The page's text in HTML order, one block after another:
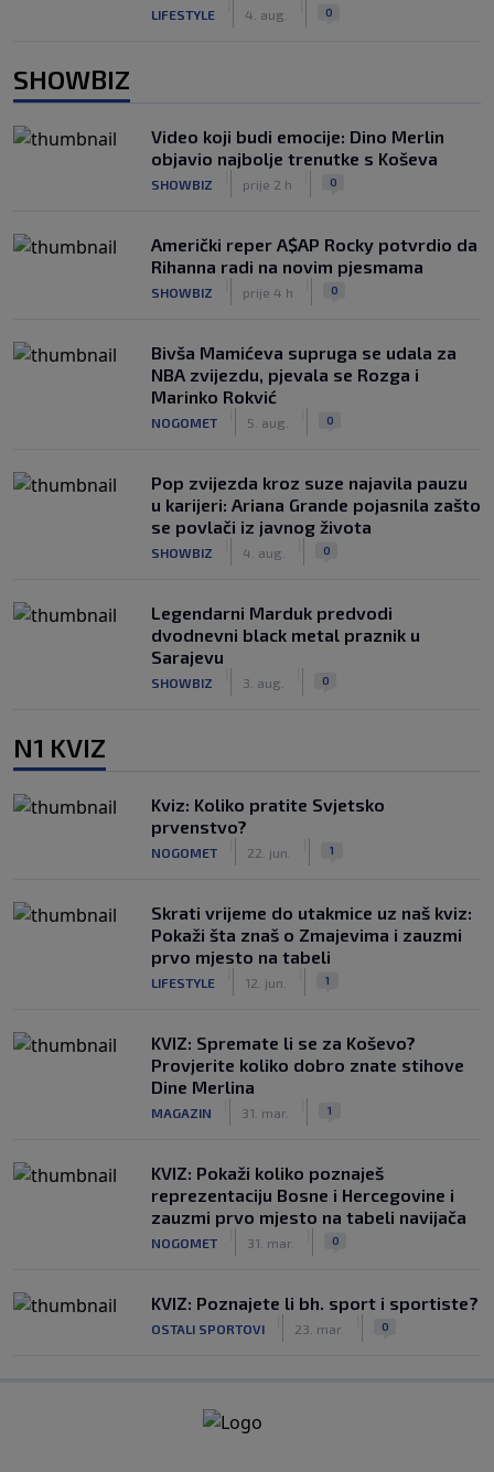
LIFESTYLE 4. aug. 0
SHOWBIZ
Video koji budi emocije: Dino Merlin
objavio najbolje trenutke s Koševa
SHOWBIZ prije 2 h 0
Američki reper A$AP Rocky potvrdio da
Rihanna radi na novim pjesmama
SHOWBIZ prije 4 h 0
Bivša Mamićeva supruga se udala za
NBA zvijezdu, pjevala se Rozga i
Marinko Rokvić
NOGOMET 5. aug. 0
Pop zvijezda kroz suze najavila pauzu
u karijeri: Ariana Grande pojasnila zašto
se povlači iz javnog života
SHOWBIZ 4. aug. 0
Legendarni Marduk predvodi
dvodnevni black metal praznik u
Sarajevu
SHOWBIZ 3. aug. 0
N1 KVIZ
Kviz: Koliko pratite Svjetsko
prvenstvo?
NOGOMET 22. jun. 1
Skrati vrijeme do utakmice uz naš kviz:
Pokaži šta znaš o Zmajevima i zauzmi
prvo mjesto na tabeli
LIFESTYLE 12. jun. 1
KVIZ: Spremate li se za Koševo?
Provjerite koliko dobro znate stihove
Dine Merlina
MAGAZIN 31. mar. 1
KVIZ: Pokaži koliko poznaješ
reprezentaciju Bosne i Hercegovine i
zauzmi prvo mjesto na tabeli navijača
NOGOMET 31. mar. 0
KVIZ: Poznajete li bh. sport i sportiste?
OSTALI SPORTOVI 23. mar. 0